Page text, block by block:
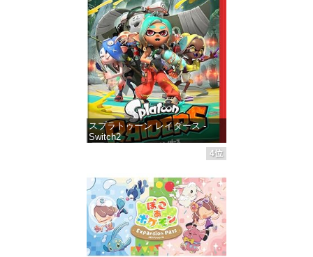
スプラトゥーン レイダース -
Switch2
価格：¥6,449
4位